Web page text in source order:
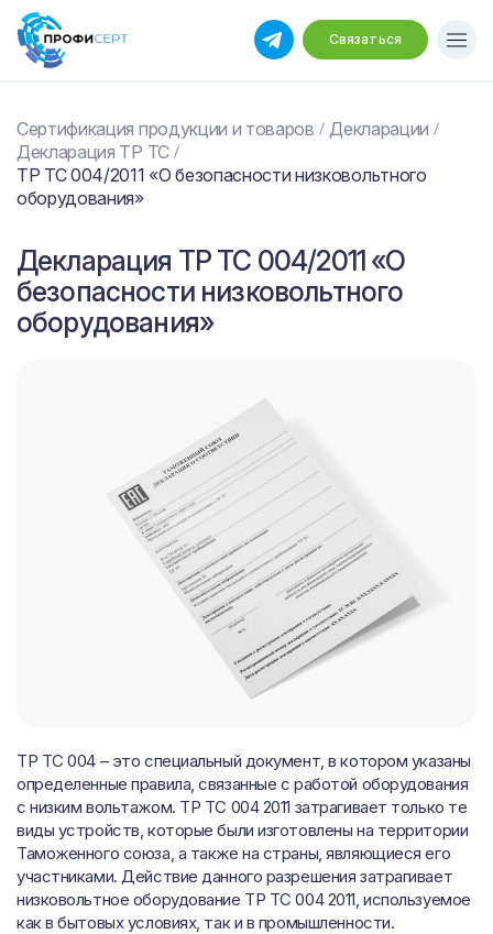
Связаться
Сертификация продукции и товаров
Декларации
Декларация ТР ТС
ТР ТС 004/2011 «О безопасности низковольтного
оборудования»
Декларация ТР ТС 004/2011 «О
безопасности низковольтного
оборудования»
ТР ТС 004 – это специальный документ, в котором указаны
определенные правила, связанные с работой оборудования
с низким вольтажом. ТР ТС 004 2011 затрагивает только те
виды устройств, которые были изготовлены на территории
Таможенного союза, а также на страны, являющиеся его
участниками. Действие данного разрешения затрагивает
низковольтное оборудование ТР ТС 004 2011, используемое
как в бытовых условиях, так и в промышленности.